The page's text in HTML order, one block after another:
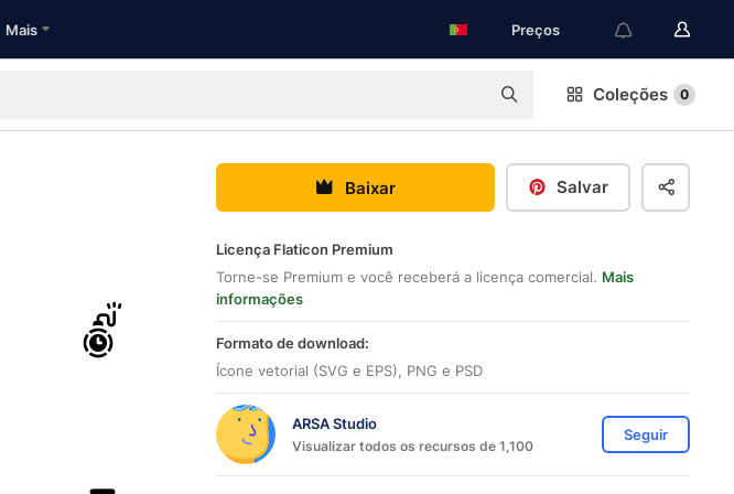
Mais Preços
Coleções 0
Baixar Salvar
Licença Flaticon Premium
Torne-se Premium e você receberá a licença comercial. Mais
informações
Formato de download:
Ícone vetorial (SVG e EPS), PNG e PSD
ARSA Studio
Visualizar todos os recursos de 1,100
Seguir